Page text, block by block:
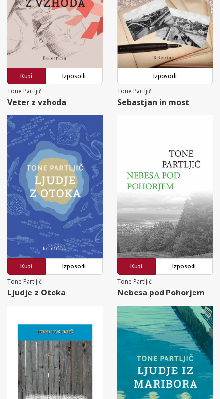
Kupi
Izposodi
Tone Partljič
Veter z vzhoda
Izposodi
Tone Partljič
Sebastjan in most
Kupi
Izposodi
Tone Partljič
Ljudje z Otoka
Kupi
Izposodi
Tone Partljič
Nebesa pod Pohorjem